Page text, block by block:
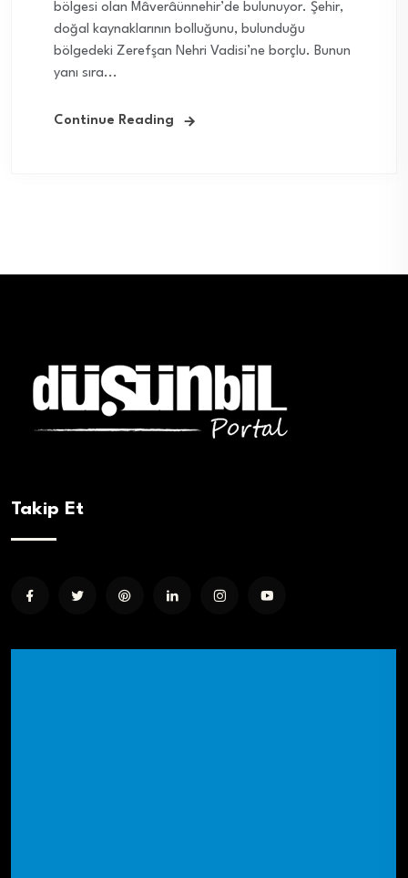
bölgesi olan Mâverâünnehir’de bulunuyor. Şehir,
doğal kaynaklarının bolluğunu, bulunduğu
bölgedeki Zerefşan Nehri Vadisi’ne borçlu. Bunun
yanı sıra...
Continue Reading
Takip Et